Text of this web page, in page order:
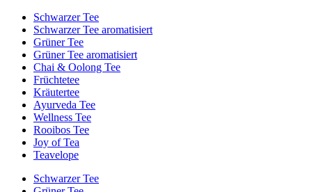
Schwarzer Tee
Schwarzer Tee aromatisiert
Grüner Tee
Grüner Tee aromatisiert
Chai & Oolong Tee
Früchtetee
Kräutertee
Ayurveda Tee
Wellness Tee
Rooibos Tee
Joy of Tea
Teavelope
Schwarzer Tee